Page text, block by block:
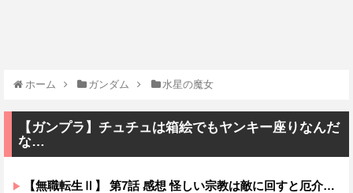
ホーム ガンダム 水星の魔女
【ガンプラ】チュチュは箱絵でもヤンキー座りなんだ
な…
【無職転生Ⅱ】 第7話 感想 怪しい宗教は敵に回すと厄介ニャ【異世界行ったら本気だす】